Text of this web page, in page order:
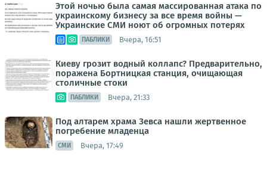
Этой ночью была самая массированная атака по
украинскому бизнесу за все время войны —
Украинские СМИ ноют об огромных потерях
ПАБЛИКИ Вчера, 16:51
Киеву грозит водный коллапс? Предварительно,
поражена Бортницкая станция, очищающая
столичные стоки
ПАБЛИКИ Вчера, 21:33
Под алтарем храма Зевса нашли жертвенное
погребение младенца
СМИ Вчера, 17:49